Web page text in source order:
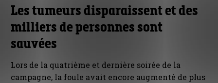
Les tumeurs disparaissent et des
milliers de personnes sont
sauvées
Lors de la quatrième et dernière soirée de la
campagne, la foule avait encore augmenté de plus